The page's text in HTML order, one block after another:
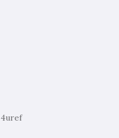
4uref